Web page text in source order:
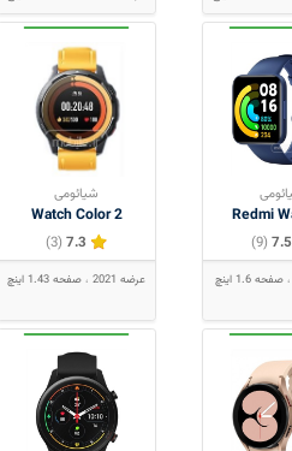
Redmi
7.5
(9)
صفحه 1.6 اینچ
شیائومی
Watch Color 2
7.3
(3)
عرضه 2021 صفحه 1.43 اینچ